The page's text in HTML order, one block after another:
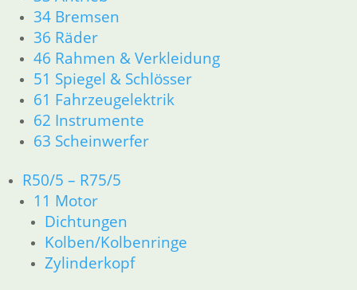
34 Bremsen
36 Räder
46 Rahmen & Verkleidung
51 Spiegel & Schlösser
61 Fahrzeugelektrik
62 Instrumente
63 Scheinwerfer
R50/5 – R75/5
11 Motor
Dichtungen
Kolben/Kolbenringe
Zylinderkopf
Ersatzteile
Zubehör und Wartung
Products
search
Alle Preise inkl. der gesetzl. MwSt. und zzgl. Versand_
Service
Kontakt
Warenkorb
Mein Konto
Links
Newsletter Anmeldung
Newsletter Abmeldung